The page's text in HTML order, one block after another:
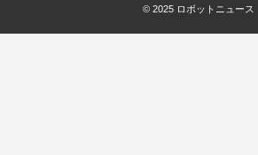
© 2025 ロボットニュース